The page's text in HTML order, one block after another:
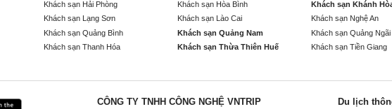
Khách sạn Hải Phòng Khách sạn Hòa Bình Khách sạn Khánh
Khách sạn Lạng Sơn Khách sạn Lào Cai Khách sạn Nghệ An
Khách sạn Quảng Bình Khách sạn Quảng Nam Khách sạn Quảng Ngãi
Khách sạn Thanh Hóa Khách sạn Thừa Thiên Huế Khách sạn Tiền Giang
CÔNG TY TNHH CÔNG NGHỆ VNTRIP
Du lịch